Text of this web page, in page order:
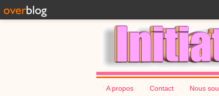
A propos Contact Nous